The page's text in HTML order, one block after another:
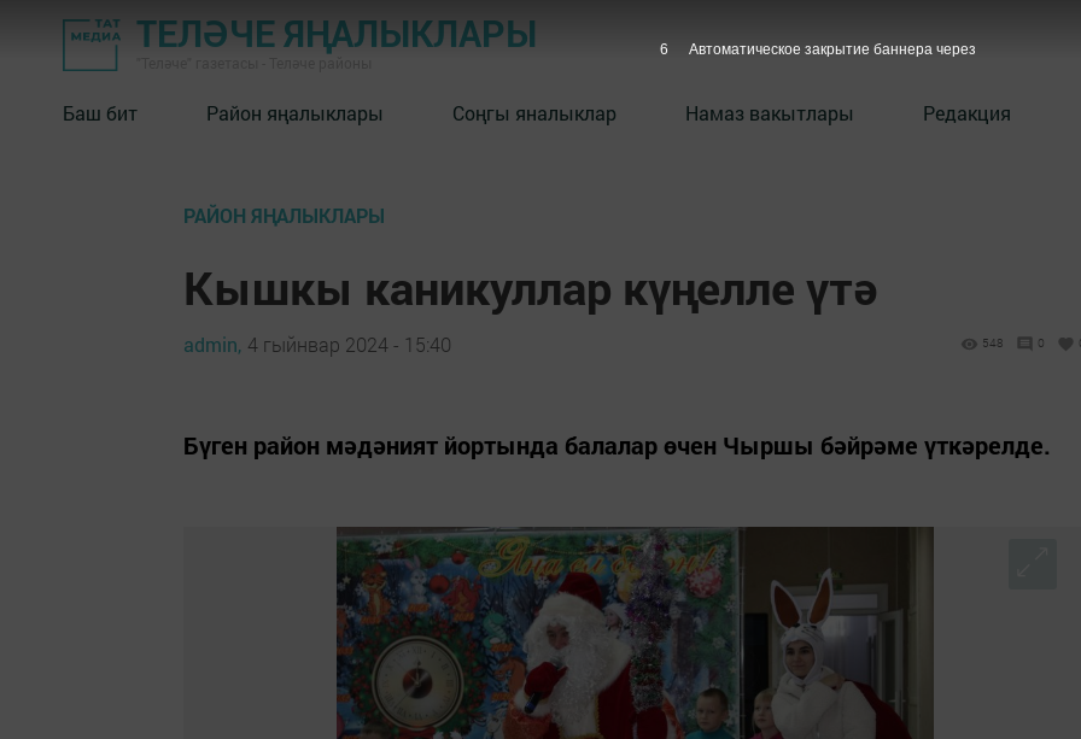
ТЕЛӘЧЕ ЯҢАЛЫКЛАРЫ
Баш бит Район яңалыклары Соңгы яналыклар Намаз вакытлары Редакция
РАЙОН ЯҢАЛЫКЛАРЫ
Кышкы каникуллар күңелле үтә
admin, 4 гыйнвар 2024 - 15:40 548 0
Бүген район мәдәният йортында балалар өчен Чыршы бәйрәме үткәрелде.
5 Автоматическое закрытие баннера через